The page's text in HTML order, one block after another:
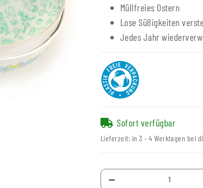
Müllfreies Ostern
Lose Süßigkeiten
Jedes Jahr
Sofort verfügbar
Lieferzeit: in 3 - 4 Werktagen bei